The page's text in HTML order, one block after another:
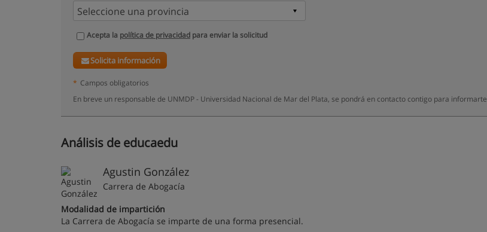
Acepta la política de privacidad para enviar la solicitud
Solicita información
* Campos obligatorios
En breve un responsable de UNMDP - Universidad Nacional de Mar del Plata, se pondrá en contacto contigo para informarte
Análisis de educaedu
Agustin González
Carrera de Abogacía
Modalidad de impartición
La Carrera de Abogacía se imparte de una forma presencial.